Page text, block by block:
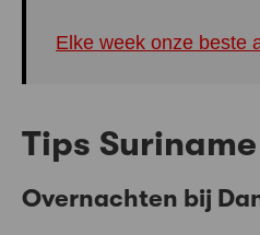
Elke week onze beste
Tips Suriname
Overnachten bij